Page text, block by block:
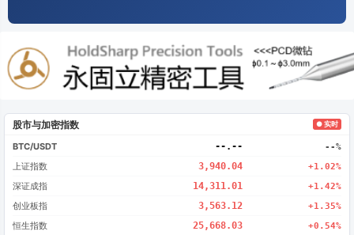
股市与加密指数 ● 实时
BTC/USDT --.-- --%
上证指数 3,940.04 +1.02%
深证成指 14,311.01 +1.42%
创业板指 3,563.12 +1.35%
恒生指数 25,668.03 +0.54%